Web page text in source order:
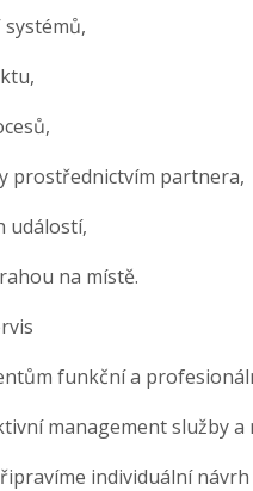
systémů,
prostřednictvím partnera,
událostí,
na místě.
funkční a
management služby a
individuální